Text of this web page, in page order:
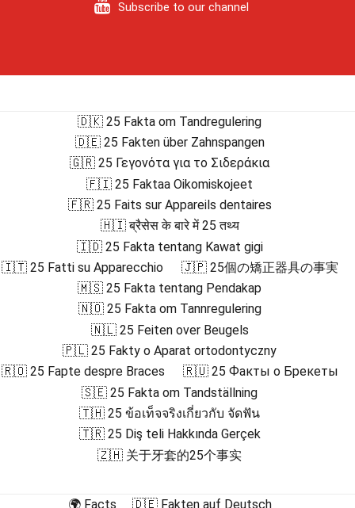
Subscribe to our channel
🇩🇰 25 Fakta om Tandregulering
🇩🇪 25 Fakten über Zahnspangen
🇬🇷 25 Γεγονότα για το Σιδεράκια
🇫🇮 25 Faktaa Oikomiskojeet
🇫🇷 25 Faits sur Appareils dentaires
🇭🇮 ब्रैसेस के बारे में 25 तथ्य
🇮🇩 25 Fakta tentang Kawat gigi
🇮🇹 25 Fatti su Apparecchio
🇯🇵 25個の矯正器具の事実
🇲🇸 25 Fakta tentang Pendakap
🇳🇴 25 Fakta om Tannregulering
🇳🇱 25 Feiten over Beugels
🇵🇱 25 Fakty o Aparat ortodontyczny
🇷🇴 25 Fapte despre Braces
🇷🇺 25 Факты о Брекеты
🇸🇪 25 Fakta om Tandställning
🇹🇭 25 ข้อเท็จจริงเกี่ยวกับ จัดฟัน
🇹🇷 25 Diş teli Hakkında Gerçek
🇿🇭 关于牙套的25个事实
🌍 Facts 🇩🇪 Fakten auf Deutsch